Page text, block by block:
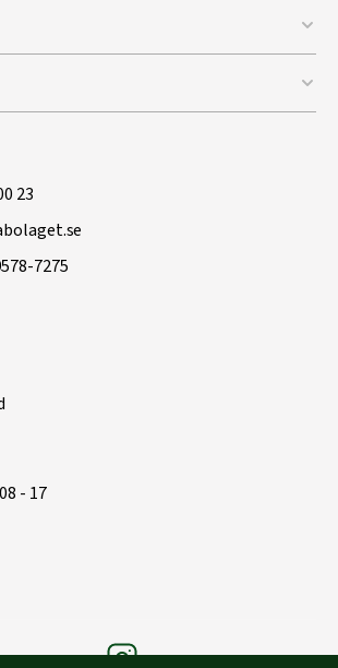
23
7275
- 17